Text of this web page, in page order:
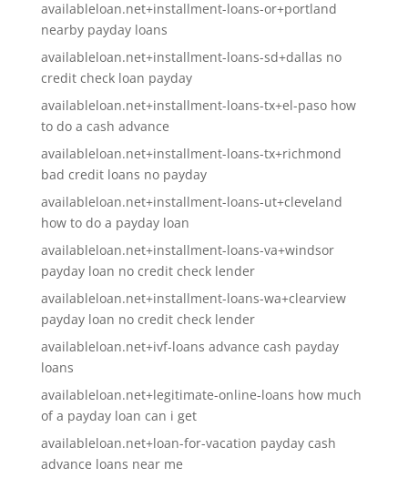
availableloan.net+installment-loans-or+portland
nearby payday loans
availableloan.net+installment-loans-sd+dallas no
credit check loan payday
availableloan.net+installment-loans-tx+el-paso how
to do a cash advance
availableloan.net+installment-loans-tx+richmond
bad credit loans no payday
availableloan.net+installment-loans-ut+cleveland
how to do a payday loan
availableloan.net+installment-loans-va+windsor
payday loan no credit check lender
availableloan.net+installment-loans-wa+clearview
payday loan no credit check lender
availableloan.net+ivf-loans advance cash payday
loans
availableloan.net+legitimate-online-loans how much
of a payday loan can i get
availableloan.net+loan-for-vacation payday cash
advance loans near me